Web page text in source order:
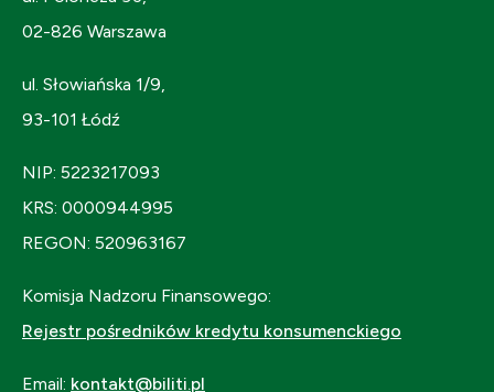
02-826 Warszawa
ul. Słowiańska 1/9,
93-101 Łódź
NIP: 5223217093
KRS: 0000944995
REGON: 520963167
Komisja Nadzoru Finansowego:
Rejestr pośredników kredytu konsumenckiego
Email: kontakt@biliti.pl